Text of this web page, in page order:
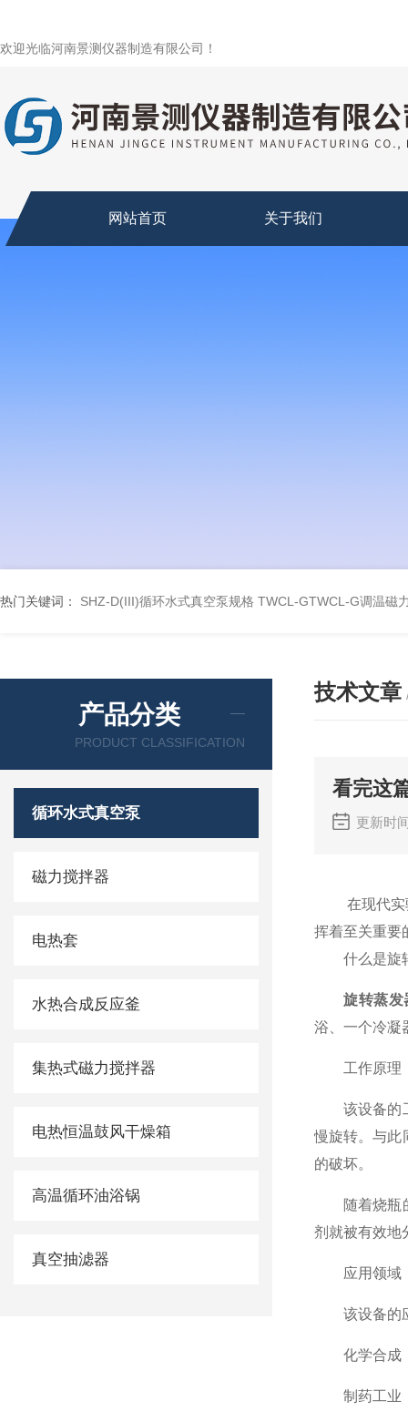
欢迎光临河南景测仪器制造有限公司！
网站首页 关于我们
热门关键词： SHZ-D(III)循环水式真空泵规格 TWCL-GTWCL-G调温磁
产品分类
PRODUCT CLASSIFICATION
循环水式真空泵
磁力搅拌器
电热套
水热合成反应釜
集热式磁力搅拌器
电热恒温鼓风干燥箱
高温循环油浴锅
真空抽滤器
技术文章
看完这
更新时
在现代实验
挥着至关重要
什么是旋
旋转蒸发
浴、一个冷凝
工作原理
该设备的工
慢旋转。与此
的破坏。
随着烧瓶的
剂就被有效地
应用领域
该设备的应
化学合成：
制药工业：